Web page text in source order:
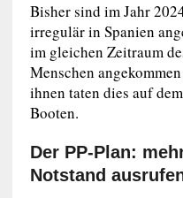
Bisher sind im Jahr
irregulär in Spanien
im gleichen Zeitraum
Menschen
ihnen taten dies auf
Booten.
Der PP-Plan:
Notstand